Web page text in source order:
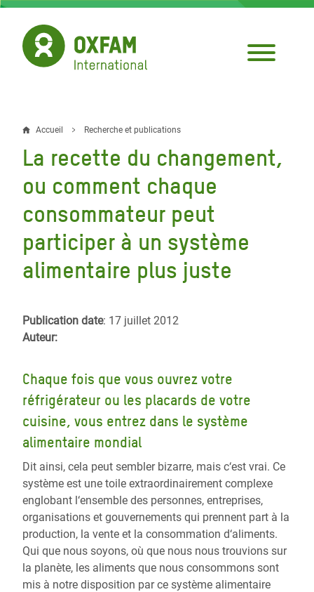
Aller
contenu
principal
Fil
d'Ariane
Accueil Recherche et publications
La recette du changement,
ou comment chaque
consommateur peut
participer à un système
alimentaire plus juste
Publication date: 17 juillet 2012
Auteur:
Chaque fois que vous ouvrez votre
réfrigérateur ou les placards de votre
cuisine, vous entrez dans le système
alimentaire mondial
Dit ainsi, cela peut sembler bizarre, mais c‘est vrai. Ce
système est une toile extraordinairement complexe
englobant l‘ensemble des personnes, entreprises,
organisations et gouvernements qui prennent part à la
production, la vente et la consommation d‘aliments.
Qui que nous soyons, où que nous nous trouvions sur
la planète, les aliments que nous consommons sont
mis à notre disposition par ce système alimentaire